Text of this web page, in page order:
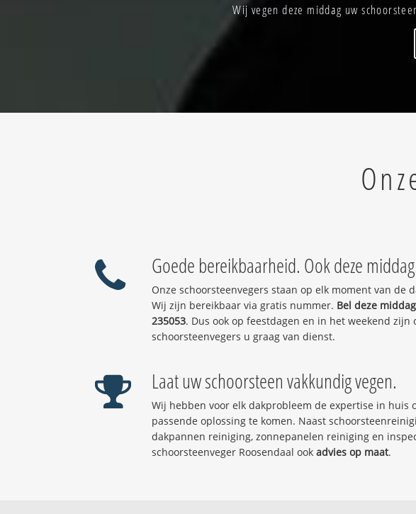
Wij vegen deze middag uw
Goede bereikbaarheid. Ook deze
Onze schoorsteenvegers staan op elk moment van de
Wij zijn bereikbaar via gratis nummer. Bel deze
235053. Dus ook op feestdagen en in het weekend zijn
schoorsteenvegers u graag van dienst.
Laat uw schoorsteen vakkundig vegen.
Wij hebben voor elk dakprobleem de expertise in huis
passende oplossing te komen. Naast
dakpannen reiniging, zonnepanelen reiniging en
schoorsteenveger Roosendaal ook advies op maat.